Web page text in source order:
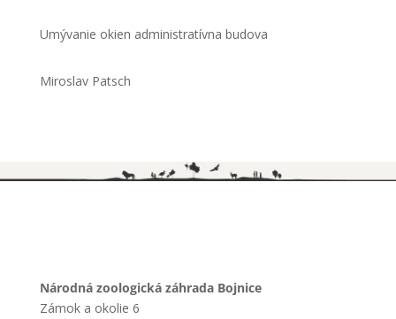
Umývanie okien administratívna budova
Miroslav Patsch
Národná zoologická záhrada Bojnice
Zámok a okolie 6